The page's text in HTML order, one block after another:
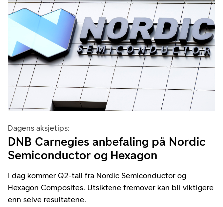
Dagens aksjetips:
DNB Carnegies anbefaling på Nordic
Semiconductor og Hexagon
I dag kommer Q2-tall fra Nordic Semiconductor og
Hexagon Composites. Utsiktene fremover kan bli viktigere
enn selve resultatene.